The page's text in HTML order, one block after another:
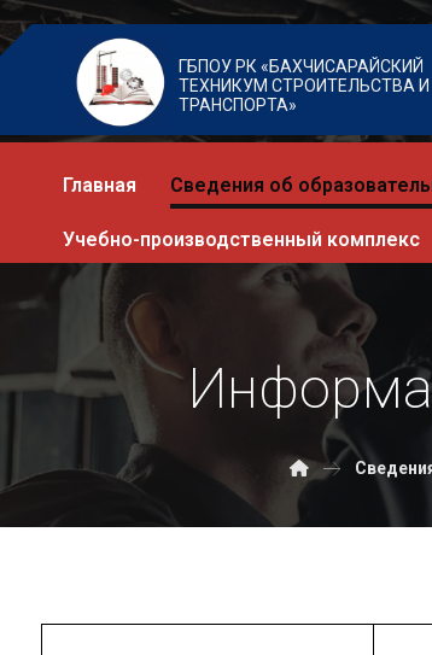
ГБПОУ РК «БАХЧИСАРАЙСКИЙ
ТЕХНИКУМ СТРОИТЕЛЬСТВА И
ТРАНСПОРТА»
Главная Сведения об
Учебно-производственный комплекс